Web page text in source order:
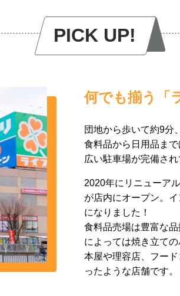
PICK UP!
何でも揃う「
団地から歩いて約9分
食料品から日用品まで
広い駐車場が完備さ
2020年にリニューア
が店内にオープン。
になりました！
食料品売場は豊富な
によっては焼き立て
本屋や理容店、フー
ったような店舗です。